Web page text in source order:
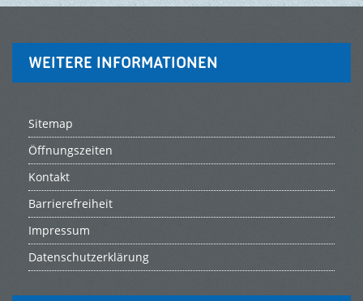
WEITERE INFORMATIONEN
Sitemap
Öffnungszeiten
Kontakt
Barrierefreiheit
Impressum
Datenschutzerklärung